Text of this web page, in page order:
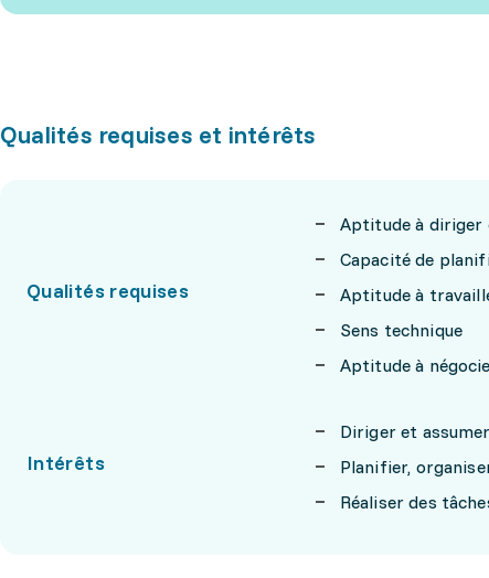
Qualités requises et intérêts
Qualités requises
Aptitude à diriger
Capacité de
Aptitude à
Sens technique
Aptitude à
Intérêts
Diriger et
Planifier,
Réaliser des